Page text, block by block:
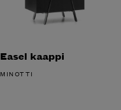
Easel kaappi
MINOTTI